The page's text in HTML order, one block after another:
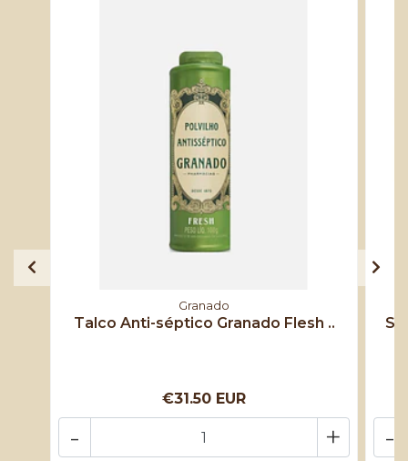
Granado
Talco Anti-séptico Granado Flesh ..
€31.50 EUR
+
- -